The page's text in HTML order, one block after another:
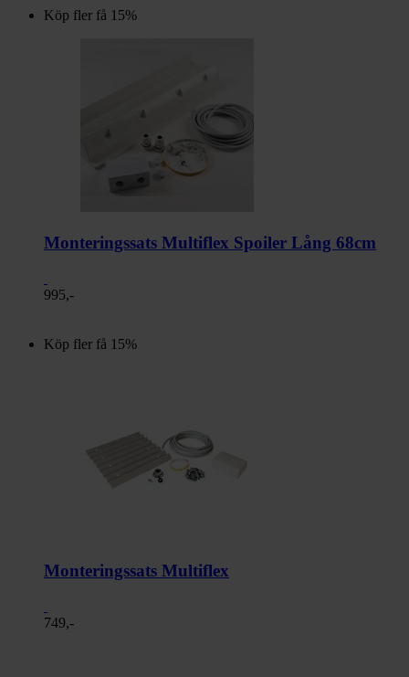
Köp fler få 15%
Monteringssats Multiflex Spoiler Lång 68cm
995,-
Köp fler få 15%
Monteringssats Multiflex
749,-